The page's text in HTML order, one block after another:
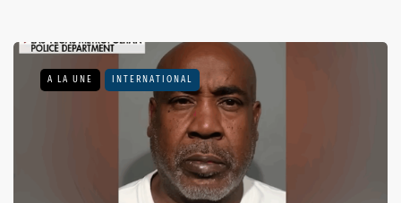
A LA UNE INTERNATIONAL